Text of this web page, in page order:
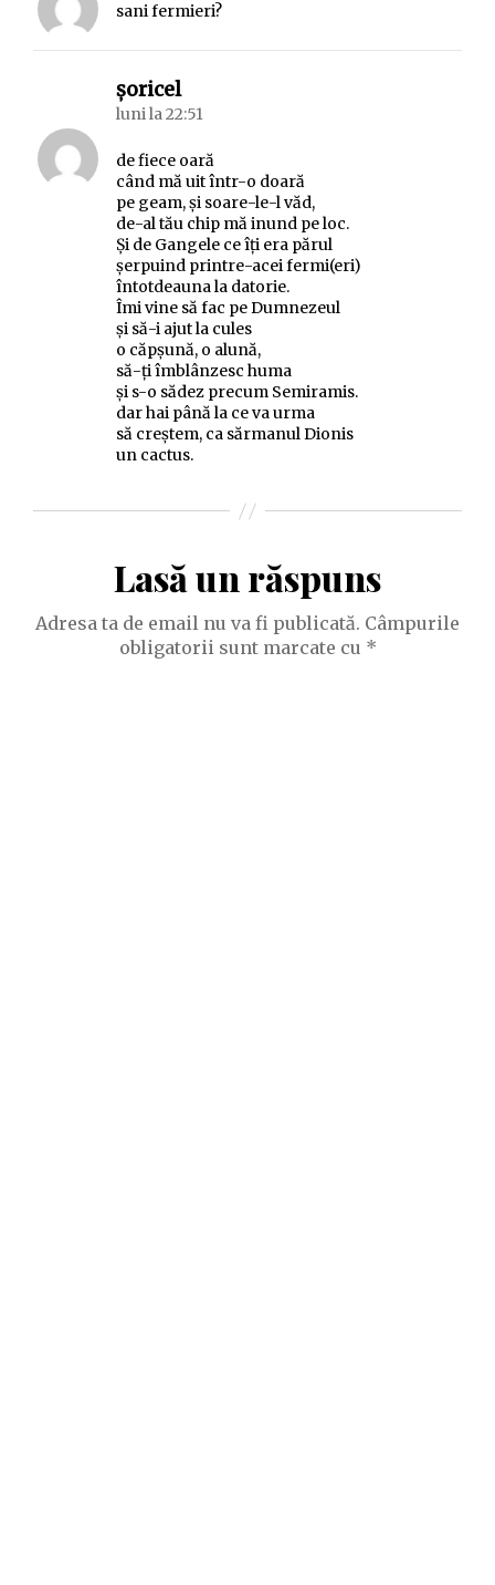
sani fermieri?
șoricelspune:
luni la 22:51
de fiece oară
când mă uit într-o doară
pe geam, și soare-le-l văd,
de-al tău chip mă inund pe loc.
Și de Gangele ce îți era părul
șerpuind printre-acei fermi(eri)
întotdeauna la datorie.
Îmi vine să fac pe Dumnezeul
și să-i ajut la cules
o căpșună, o alună,
să-ți îmblânzesc huma
și s-o sădez precum Semiramis.
dar hai până la ce va urma
să creștem, ca sărmanul Dionis
un cactus.
Lasă un răspuns
Adresa ta de email nu va fi publicată. Câmpurile
obligatorii sunt marcate cu *